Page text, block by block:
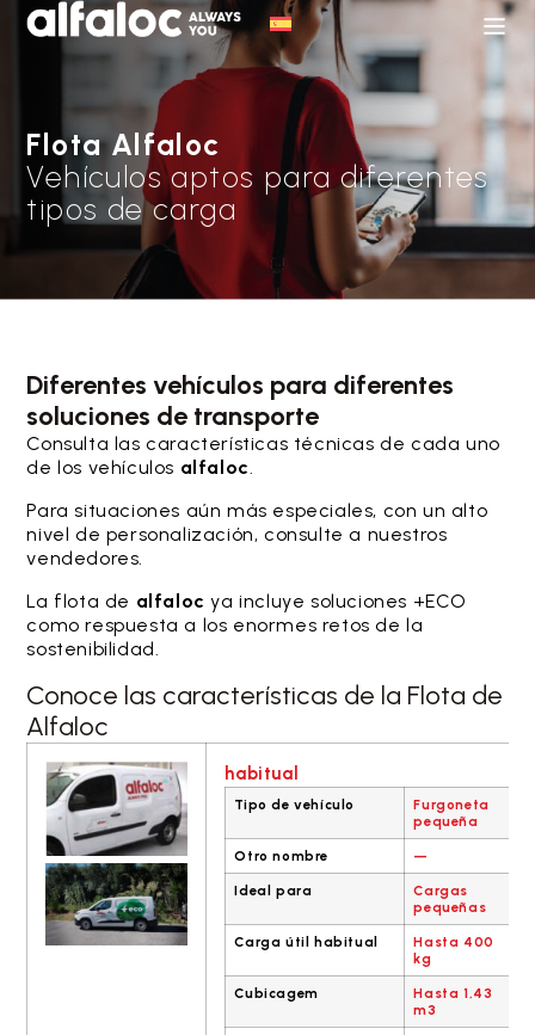
Flota Alfaloc
Vehículos aptos para diferentes
tipos de carga
Diferentes vehículos para diferentes
soluciones de transporte
Consulta las características técnicas de cada uno
de los vehículos alfaloc.
Para situaciones aún más especiales, con un alto
nivel de personalización, consulte a nuestros
vendedores.
La flota de alfaloc ya incluye soluciones +ECO
como respuesta a los enormes retos de la
sostenibilidad.
Conoce las características de la Flota de
Alfaloc
habitual
Tipo de vehículo
Furgoneta
pequeña
Otro nombre —
Ideal para
Cargas
pequeñas
Carga útil habitual
Hasta 400
kg
Cubicagem
Hasta 1,43
m3